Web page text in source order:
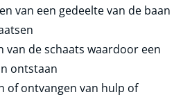
van een gedeelte van de baan
van de schaats waardoor een
ontstaan
of ontvangen van hulp of